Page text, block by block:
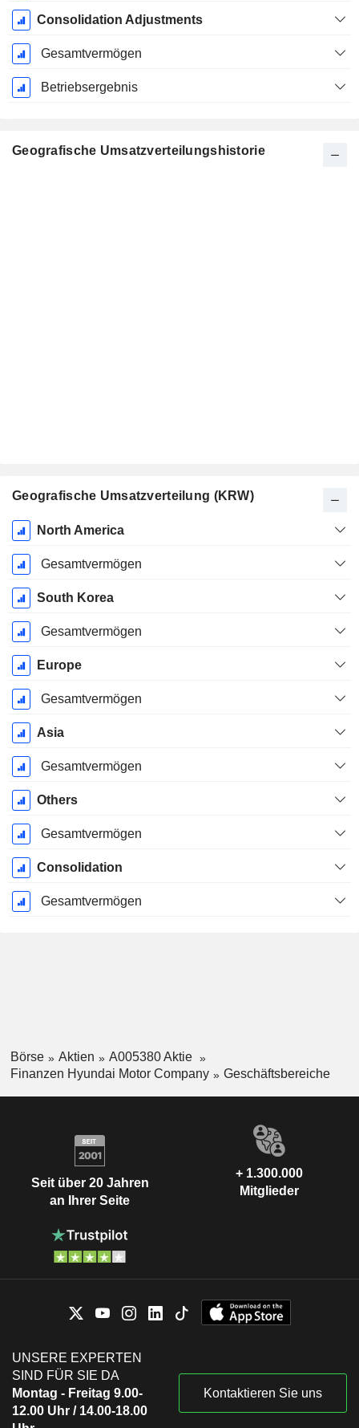
Consolidation Adjustments
Gesamtvermögen
Betriebsergebnis
Geografische Umsatzverteilungshistorie
Geografische Umsatzverteilung (KRW)
Ende d.
Geschäftsjahres:
Dezember
North America
Gesamtvermögen
South Korea
Gesamtvermögen
Europe
Gesamtvermögen
Asia
Gesamtvermögen
Others
Gesamtvermögen
Consolidation
Gesamtvermögen
Börse Aktien
A005380 Aktie
Finanzen Hyundai Motor Company
Geschäftsbereiche
Seit über 20 Jahren
an Ihrer Seite
+ 1.300.000
Mitglieder
UNSERE EXPERTEN
SIND FÜR SIE DA
Montag - Freitag 9.00-
12.00 Uhr / 14.00-18.00
Kontaktieren Sie uns